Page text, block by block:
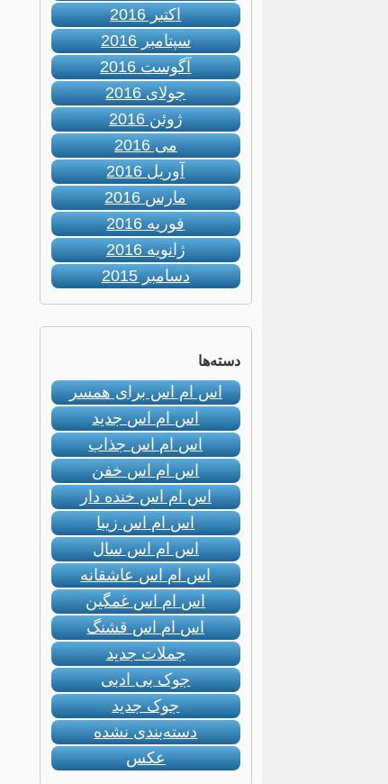
اکتبر 2016
سپتامبر 2016
آگوست 2016
جولای 2016
ژوئن 2016
می 2016
آوریل 2016
مارس 2016
فوریه 2016
ژانویه 2016
دسامبر 2015
دسته‌ها
اس ام اس برای همسر
اس ام اس جدید
اس ام اس جذاب
اس ام اس خفن
اس ام اس خنده دار
اس ام اس زیبا
اس ام اس سال
اس ام اس عاشقانه
اس ام اس غمگین
اس ام اس قشنگ
جملات جدید
جوک بی ادبی
جوک جدید
دسته‌بندی نشده
عکس